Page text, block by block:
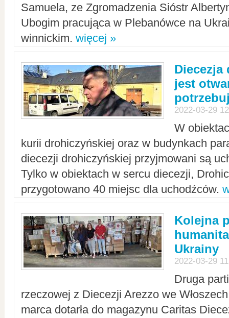
Samuela, ze Zgromadzenia Sióstr
Ubogim pracująca w Plebanówce na
winnickim. więcej »
Diecezja
jest
2022-03-29
W
kurii drohiczyńskiej oraz w budynkach
diecezji drohiczyńskiej przyjmowani są
Tylko w obiektach w sercu diecezji,
przygotowano 40 miejsc dla uchodźców.
Kolejna
Ukrainy
2022-03-29
Druga
rzeczowej z Diecezji Arezzo we
marca dotarła do magazynu Caritas